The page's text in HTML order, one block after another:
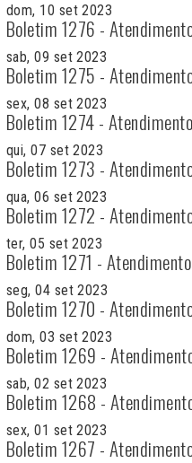
dom, 10 set 2023
Boletim 1276 -
sab, 09 set 2023
Boletim 1275 -
sex, 08 set 2023
Boletim 1274 -
qui, 07 set 2023
Boletim 1273 -
qua, 06 set 2023
Boletim 1272 -
ter, 05 set 2023
Boletim 1271 -
seg, 04 set 2023
Boletim 1270 -
dom, 03 set 2023
Boletim 1269 -
sab, 02 set 2023
Boletim 1268 -
sex, 01 set 2023
Boletim 1267 -